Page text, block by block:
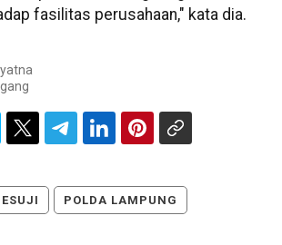
fasilitas perusahaan," kata dia.
POLDA LAMPUNG